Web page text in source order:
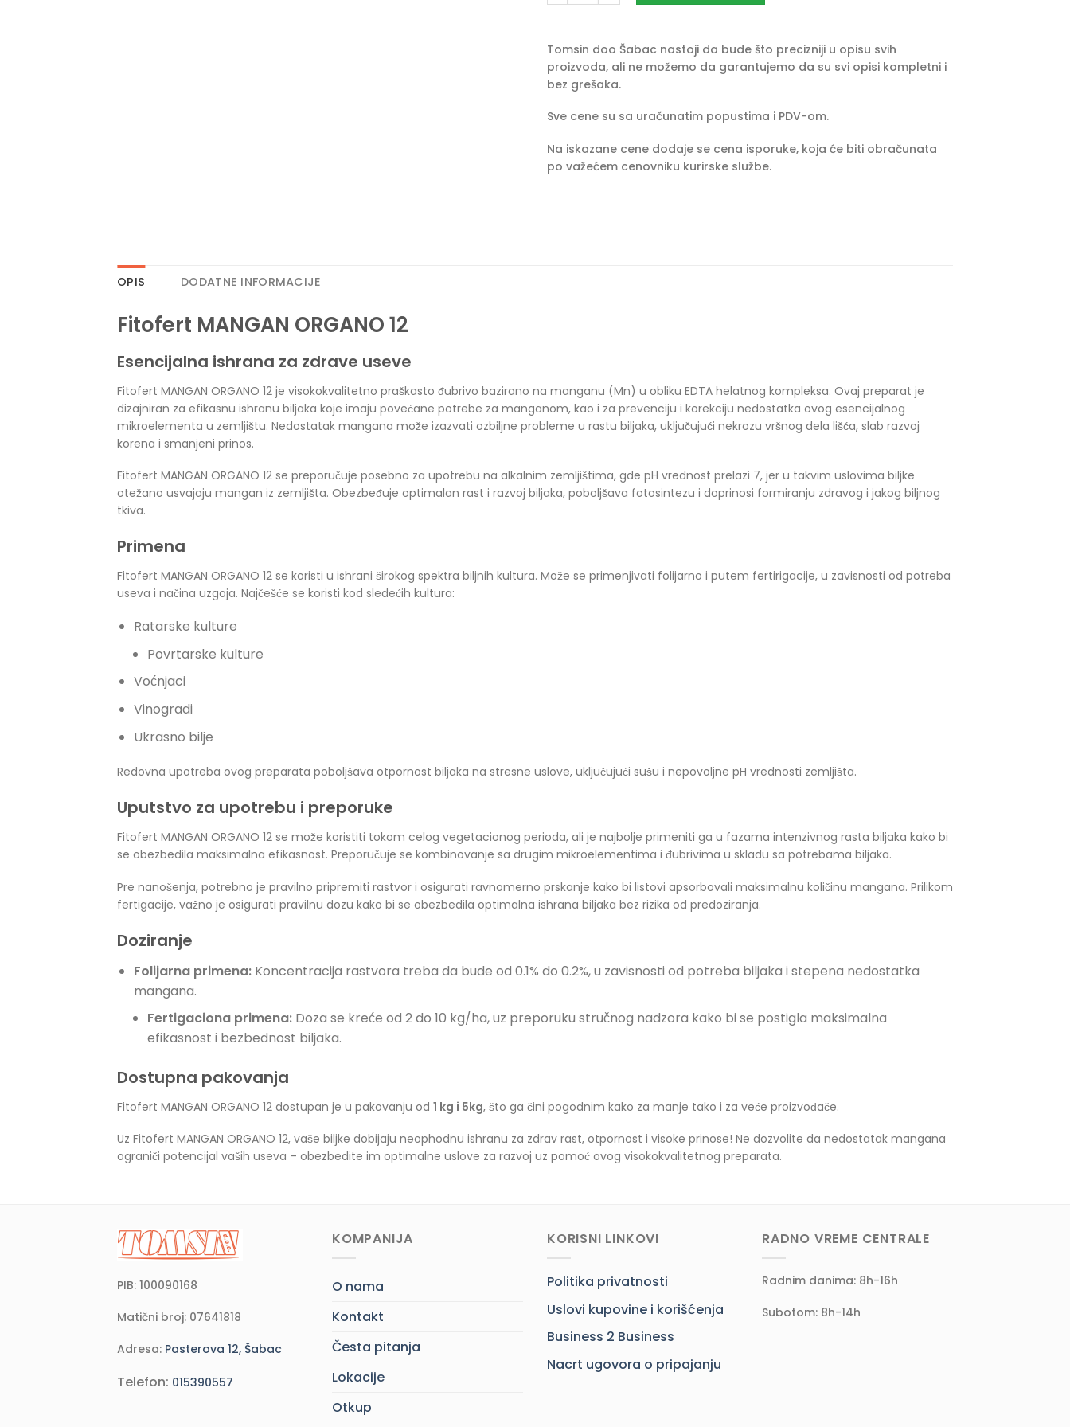
Tomsin doo Šabac nastoji da bude što precizniji u opisu svih
proizvoda, ali ne možemo da garantujemo da su svi opisi kompletni i
bez grešaka.
Sve cene su sa uračunatim popustima i PDV-om.
Na iskazane cene dodaje se cena isporuke, koja će biti obračunata
po važećem cenovniku kurirske službe.
OPIS DODATNE INFORMACIJE
Fitofert MANGAN ORGANO 12
Esencijalna ishrana za zdrave useve
Fitofert MANGAN ORGANO 12 je visokokvalitetno praškasto đubrivo bazirano na manganu (Mn) u obliku EDTA helatnog kompleksa. Ovaj preparat je
dizajniran za efikasnu ishranu biljaka koje imaju povećane potrebe za manganom, kao i za prevenciju i korekciju nedostatka ovog esencijalnog
mikroelementa u zemljištu. Nedostatak mangana može izazvati ozbiljne probleme u rastu biljaka, uključujući nekrozu vršnog dela lišća, slab razvoj
korena i smanjeni prinos.
Fitofert MANGAN ORGANO 12 se preporučuje posebno za upotrebu na alkalnim zemljištima, gde pH vrednost prelazi 7, jer u takvim uslovima biljke
otežano usvajaju mangan iz zemljišta. Obezbeđuje optimalan rast i razvoj biljaka, poboljšava fotosintezu i doprinosi formiranju zdravog i jakog biljnog
tkiva.
Primena
Fitofert MANGAN ORGANO 12 se koristi u ishrani širokog spektra biljnih kultura. Može se primenjivati folijarno i putem fertirigacije, u zavisnosti od potreba
useva i načina uzgoja. Najčešće se koristi kod sledećih kultura:
Ratarske kulture
Povrtarske kulture
Voćnjaci
Vinogradi
Ukrasno bilje
Redovna upotreba ovog preparata poboljšava otpornost biljaka na stresne uslove, uključujući sušu i nepovoljne pH vrednosti zemljišta.
Uputstvo za upotrebu i preporuke
Fitofert MANGAN ORGANO 12 se može koristiti tokom celog vegetacionog perioda, ali je najbolje primeniti ga u fazama intenzivnog rasta biljaka kako bi
se obezbedila maksimalna efikasnost. Preporučuje se kombinovanje sa drugim mikroelementima i đubrivima u skladu sa potrebama biljaka.
Pre nanošenja, potrebno je pravilno pripremiti rastvor i osigurati ravnomerno prskanje kako bi listovi apsorbovali maksimalnu količinu mangana. Prilikom
fertigacije, važno je osigurati pravilnu dozu kako bi se obezbedila optimalna ishrana biljaka bez rizika od predoziranja.
Doziranje
Folijarna primena:Koncentracija rastvora treba da bude od 0.1% do 0.2%, u zavisnosti od potreba biljaka i stepena nedostatka
mangana.
Fertigaciona primena: Doza se kreće od 2 do 10 kg/ha, uz preporuku stručnog nadzora kako bi se postigla maksimalna
efikasnost i bezbednost biljaka.
Dostupna pakovanja
Fitofert MANGAN ORGANO 12 dostupan je u pakovanju od 1 kg i 5kg, što ga čini pogodnim kako za manje tako i za veće proizvođače.
Uz Fitofert MANGAN ORGANO 12, vaše biljke dobijaju neophodnu ishranu za zdrav rast, otpornost i visoke prinose! Ne dozvolite da nedostatak mangana
ograniči potencijal vaših useva – obezbedite im optimalne uslove za razvoj uz pomoć ovog visokokvalitetnog preparata.
PIB: 100090168
Matični broj: 07641818
Adresa: Pasterova 12, Šabac
Telefon: 015390557
KOMPANIJA
O nama
Kontakt
Česta pitanja
Lokacije
Otkup
KORISNI LINKOVI
Politika privatnosti
Uslovi kupovine i korišćenja
Business 2 Business
Nacrt ugovora o pripajanju
RADNO VREME CENTRALE
Radnim danima: 8h-16h
Subotom: 8h-14h